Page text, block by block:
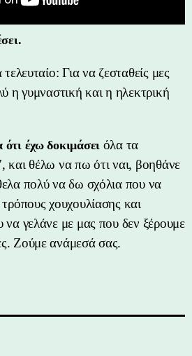
Για να ζεσταθείς μες
η γυμναστική και η ηλεκτρική
έχω δοκιμάσει όλα τα
θέλω να πω ότι ναι, βοηθάνε
πολύ να δω σχόλια που να
χουχουλίασης και
να γελάνε με μας που δεν ξέρουμε
Ζούμε ανάμεσά σας.